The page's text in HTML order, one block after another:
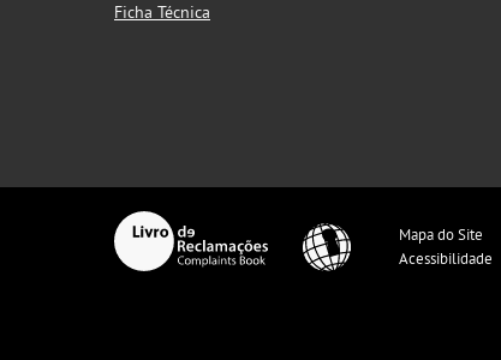
Ficha Técnica
Mapa do Site
Acessibilidade